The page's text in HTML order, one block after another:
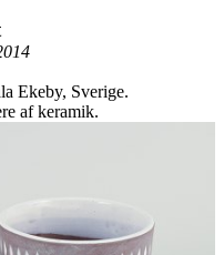
Ekeby, Sverige.
af keramik.